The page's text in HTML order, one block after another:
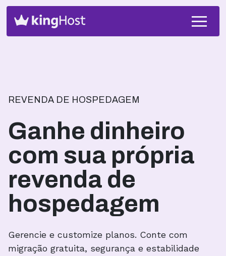
REVENDA DE HOSPEDAGEM
Ganhe dinheiro
com sua própria
revenda de
hospedagem
Gerencie e customize planos. Conte com
migração gratuita, segurança e estabilidade